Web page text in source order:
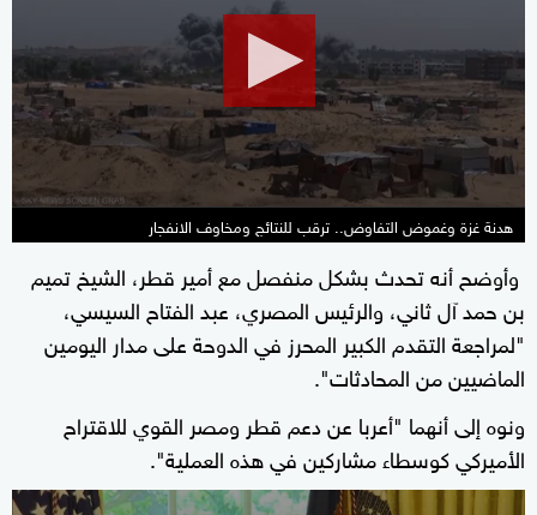
minutes,
18
seconds
هدنة غزة وغموض التفاوض.. ترقب للنتائج ومخاوف الانفجار
وأوضح أنه تحدث بشكل منفصل مع أمير قطر، الشيخ تميم
بن حمد آل ثاني، والرئيس المصري، عبد الفتاح السيسي،
"لمراجعة التقدم الكبير المحرز في الدوحة على مدار اليومين
الماضيين من المحادثات".
ونوه إلى أنهما "أعربا عن دعم قطر ومصر القوي للاقتراح
الأميركي كوسطاء مشاركين في هذه العملية".
0